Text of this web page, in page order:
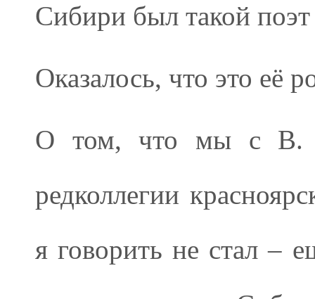
Сибири был такой
Оказалось, что это её
О том, что мы с В.
редколлегии
я говорить не стал –